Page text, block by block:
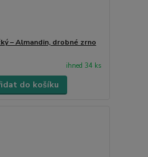
– Almandin, drobné zrno
ihned 34 ks
do košíku